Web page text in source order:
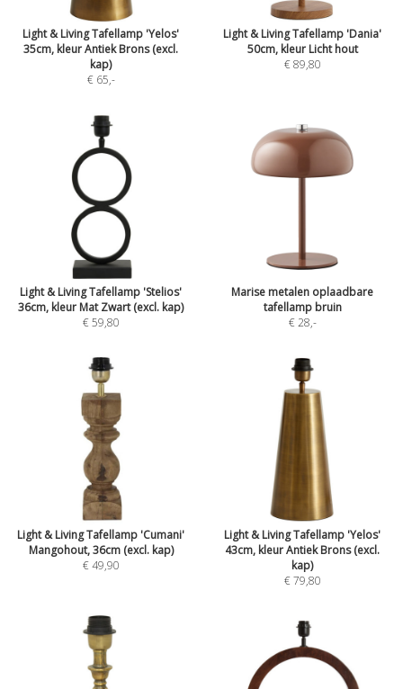
Light & Living Tafellamp 'Yelos'
35cm, kleur Antiek Brons (excl.
kap)
€ 65,-
Light & Living Tafellamp 'Dania'
50cm, kleur Licht hout
€ 89,80
Light & Living Tafellamp 'Stelios'
36cm, kleur Mat Zwart (excl. kap)
€ 59,80
Marise metalen oplaadbare
tafellamp bruin
€ 28,-
Light & Living Tafellamp 'Cumani'
Mangohout, 36cm (excl. kap)
€ 49,90
Light & Living Tafellamp 'Yelos'
43cm, kleur Antiek Brons (excl.
kap)
€ 79,80